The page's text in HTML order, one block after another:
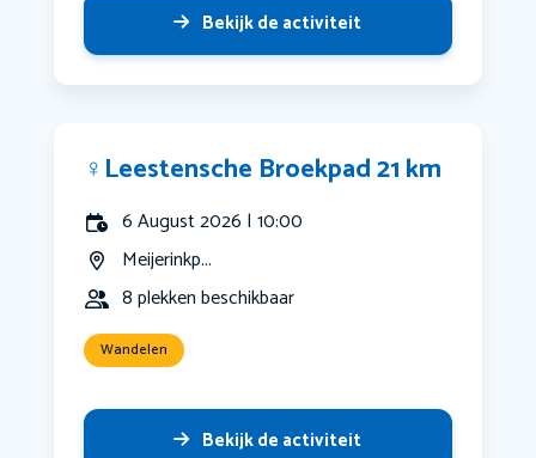
Bekijk de activiteit
‍♀️Leestensche Broekpad 21 km
6 August 2026 | 10:00
Meijerinkp...
8 plekken beschikbaar
Wandelen
Bekijk de activiteit